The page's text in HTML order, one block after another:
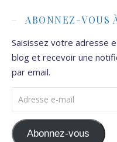
ABONNEZ-VOUS
Saisissez votre adresse
blog et recevoir une
par email.
Adresse e-mail
Abonnez-vous